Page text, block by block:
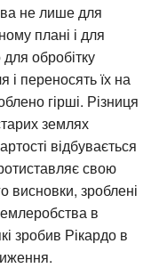
не лише для
плані і для
обробітку
і переносять їх на
гірші. Різниця
землях
відбувається
свою
висновки, зроблені
в
зробив Рікардо в